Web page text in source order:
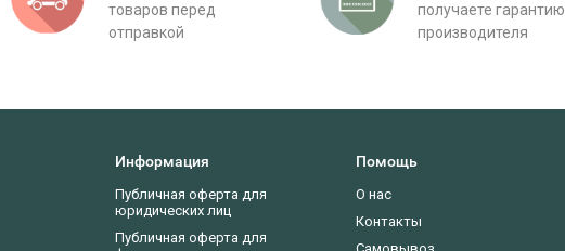
товаров перед
отправкой
получаете гарантию
производителя
Информация
Публичная оферта для
юридических лиц
Публичная оферта для
Помощь
О нас
Контакты